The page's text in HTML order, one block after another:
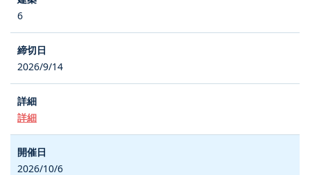
6
2026/9/14
詳細
2026/10/6